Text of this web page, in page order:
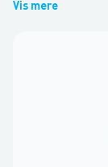
Vis mere